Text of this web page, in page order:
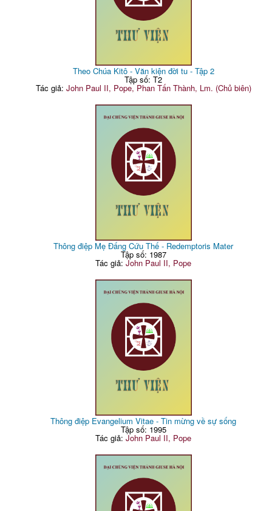
Theo Chúa Kitô - Văn kiện đời tu - Tập 2
Tập số: T2
Tác giả: John Paul II, Pope, Phan Tấn Thành, Lm. (Chủ biên)
Thông điệp Mẹ Đấng Cứu Thế - Redemptoris Mater
Tập số: 1987
Tác giả:John Paul II, Pope
Thông điệp Evangelium Vitae - Tin mừng về sự sống
Tập số: 1995
Tác giả:John Paul II, Pope